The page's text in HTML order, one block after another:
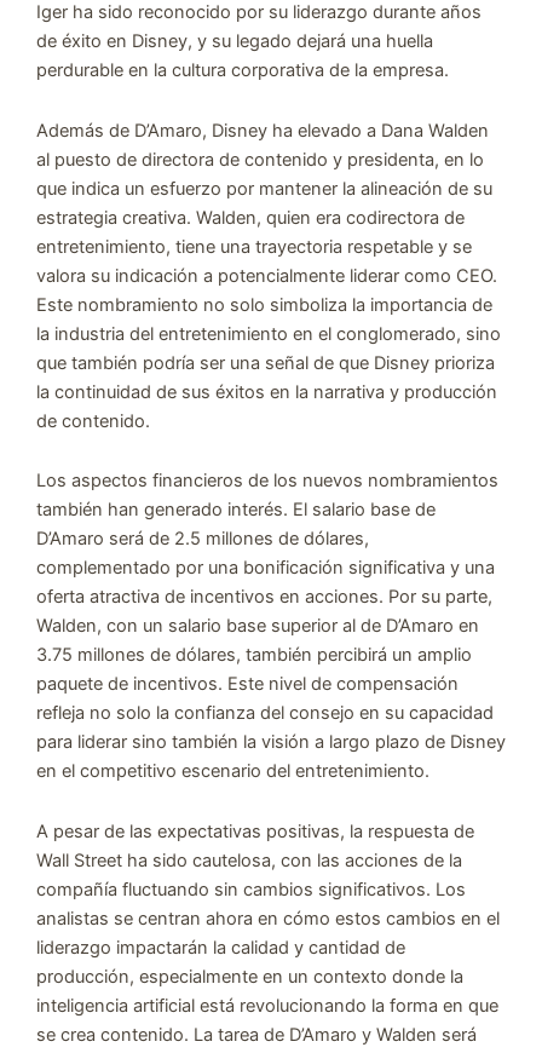
Iger ha sido reconocido por su liderazgo durante años
de éxito en Disney, y su legado dejará una huella
perdurable en la cultura corporativa de la empresa.
Además de D’Amaro, Disney ha elevado a Dana Walden
al puesto de directora de contenido y presidenta, en lo
que indica un esfuerzo por mantener la alineación de su
estrategia creativa. Walden, quien era codirectora de
entretenimiento, tiene una trayectoria respetable y se
valora su indicación a potencialmente liderar como CEO.
Este nombramiento no solo simboliza la importancia de
la industria del entretenimiento en el conglomerado, sino
que también podría ser una señal de que Disney prioriza
la continuidad de sus éxitos en la narrativa y producción
de contenido.
Los aspectos financieros de los nuevos nombramientos
también han generado interés. El salario base de
D’Amaro será de 2.5 millones de dólares,
complementado por una bonificación significativa y una
oferta atractiva de incentivos en acciones. Por su parte,
Walden, con un salario base superior al de D’Amaro en
3.75 millones de dólares, también percibirá un amplio
paquete de incentivos. Este nivel de compensación
refleja no solo la confianza del consejo en su capacidad
para liderar sino también la visión a largo plazo de Disney
en el competitivo escenario del entretenimiento.
A pesar de las expectativas positivas, la respuesta de
Wall Street ha sido cautelosa, con las acciones de la
compañía fluctuando sin cambios significativos. Los
analistas se centran ahora en cómo estos cambios en el
liderazgo impactarán la calidad y cantidad de
producción, especialmente en un contexto donde la
inteligencia artificial está revolucionando la forma en que
se crea contenido. La tarea de D’Amaro y Walden será